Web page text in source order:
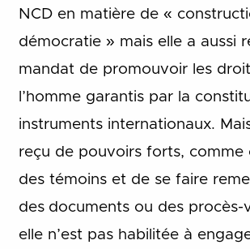
NCD en matière de «
démocratie » mais elle a aussi
mandat de promouvoir les
l’homme garantis par la
instruments internationaux.
reçu de pouvoirs forts, comme
des témoins et de se faire
des documents ou des procès-
elle n’est pas habilitée à